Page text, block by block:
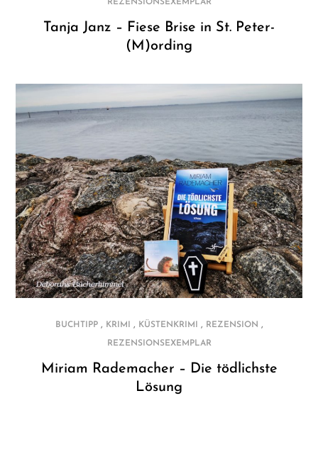
REZENSIONSEXEMPLAR
Tanja Janz – Fiese Brise in St. Peter-
(M)ording
BUCHTIPP, KRIMI , KÜSTENKRIMI , REZENSION ,
REZENSIONSEXEMPLAR
Miriam Rademacher – Die tödlichste
Lösung